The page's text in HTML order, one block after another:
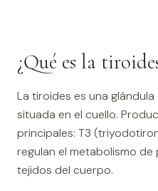
¿Qué es la
La tiroides es una
situada en el cuello.
principales: T3
regulan el metabolismo
tejidos del cuerpo.